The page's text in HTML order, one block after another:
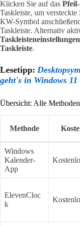
Klicken Sie auf das
Taskleiste, um
KW-Symbol
Taskleiste. Alternativ
Taskleiste.
Lesetipp:
geht's in Windows
Übersicht: Alle
Methode
Windows
Kalender-
App
ElevenCloc
k